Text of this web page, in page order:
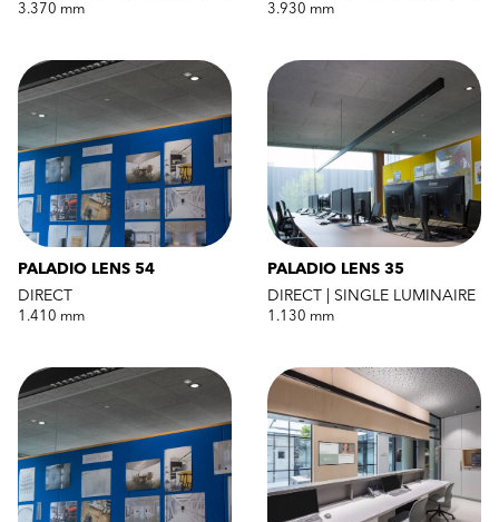
3.370 mm 3.930 mm
PALADIO LENS 54
DIRECT
1.410 mm
PALADIO LENS 35
DIRECT | SINGLE LUMINAIRE
1.130 mm